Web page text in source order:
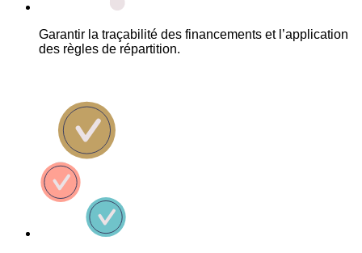
Garantir la traçabilité des financements et l’application
des règles de répartition.